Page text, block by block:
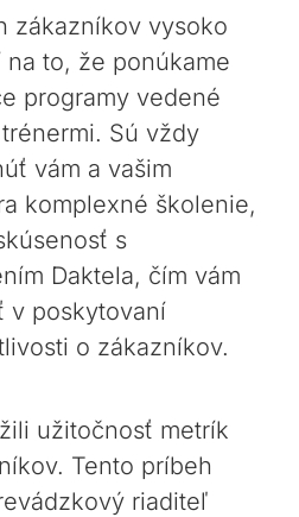
zákazníkov vysoko
to, že ponúkame
programy vedené
Sú vždy
vám a vašim
komplexné školenie,
s
Daktela, čím vám
v poskytovaní
o zákazníkov.
užitočnosť metrík
Tento príbeh
riaditeľ